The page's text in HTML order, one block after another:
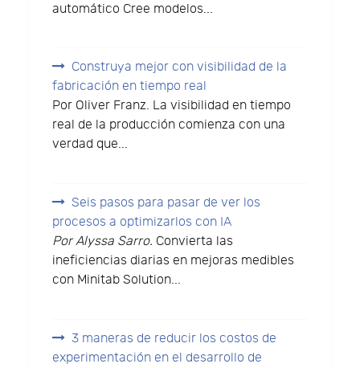
automático Cree modelos...
Construya mejor con visibilidad de la
fabricación en tiempo real
Por Oliver Franz. La visibilidad en tiempo
real de la producción comienza con una
verdad que...
Seis pasos para pasar de ver los
procesos a optimizarlos con IA
Por Alyssa Sarro. Convierta las
ineficiencias diarias en mejoras medibles
con Minitab Solution...
3 maneras de reducir los costos de
experimentación en el desarrollo de